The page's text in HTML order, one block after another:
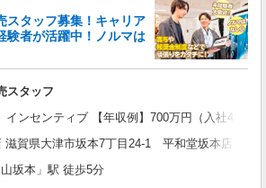
スタッフ募集！キャリア
験者が活躍中！ノルマは
スタッフ
インセンティブ 【年収例】700万円（入社4年目
滋賀県大津市坂本7丁目24-1 平和堂坂本店 2階
坂本」駅 徒歩5分